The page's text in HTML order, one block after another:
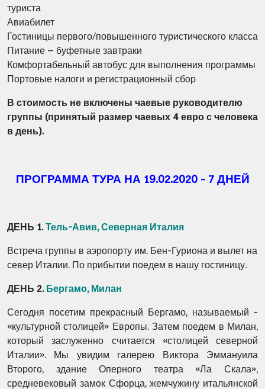
туриста
Авиабилет
Гостиницы первого/повышенного туристического класса
Питание – буфетные завтраки
Комфортабельный автобус для выполнения программы
Портовые налоги и регистрационный сбор
В стоимость не включены чаевые руководителю
группы (принятый размер чаевых 4 евро с человека
в день).
ПРОГРАММА ТУРА НА 19.02.2020 - 7 ДНЕЙ
ДЕНЬ 1.Тель-Авив, Северная Италия
Встреча группы в аэропорту им. Бен-Гуриона и вылет на
север Италии. По прибытии поедем в нашу гостиницу.
ДЕНЬ 2. Бергамо, Милан
Сегодня посетим прекрасный Бергамо, называемый -
«культурной столицей» Европы. Затем поедем в Милан,
который заслуженно считается «столицей северной
Италии». Мы увидим галерею Виктора Эммануила
Второго, здание Оперного театра «Ла Скала»,
средневековый замок Сфорца, жемчужину итальянской